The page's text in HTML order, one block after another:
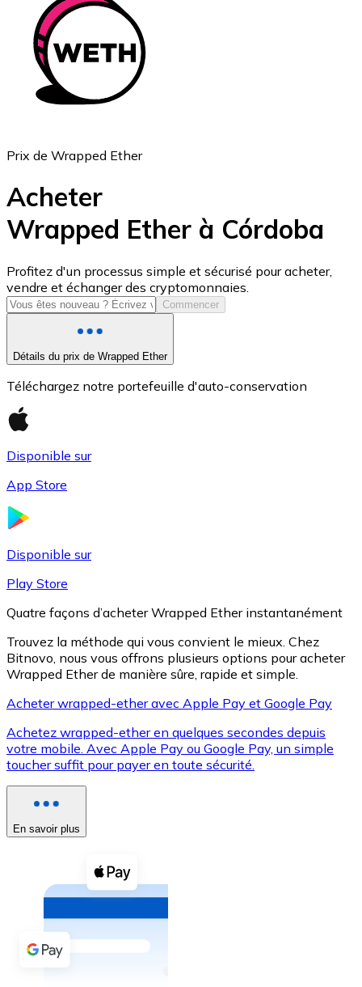
Ethereum
ETH
USD Coin
USDC
XRP
XRP
Voir toutes
Coupons crypto
Achetez des cryptomonnaies en espèces et d'autres
Acheter avec espèces
Virement SEPA
Prix de Wrapped Ether
Acheter
Wrapped Ether à Córdoba
Profitez d'un processus simple et sécurisé pour acheter,
vendre et échanger des cryptomonnaies.
Commencer
Détails du prix de Wrapped Ether
Téléchargez notre portefeuille d'auto-conservation
Disponible sur
App Store
Disponible sur
Play Store
Quatre façons d’acheter Wrapped Ether instantanément
Trouvez la méthode qui vous convient le mieux. Chez
Bitnovo, nous vous offrons plusieurs options pour acheter
Wrapped Ether de manière sûre, rapide et simple.
Acheter wrapped-ether avec Apple Pay et Google Pay
Achetez wrapped-ether en quelques secondes depuis
votre mobile. Avec Apple Pay ou Google Pay, un simple
toucher suffit pour payer en toute sécurité.
En savoir plus